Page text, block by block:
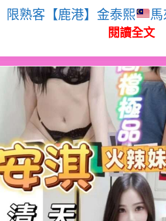
限熟客【鹿港】金泰熙 馬
閱讀全文